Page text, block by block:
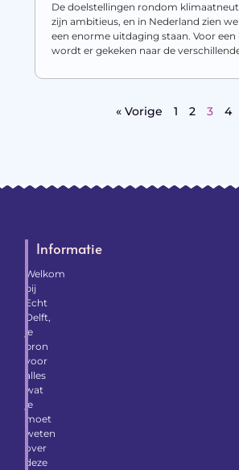
De doelstellingen rondom
zijn ambitieus, en in Nederland zien
een enorme uitdaging staan. Voor een
wordt er gekeken naar de
« Vorige 1 2 3 4
Welkom
bij
Echt
Delft,
je
bron
voor
alles
wat
je
moet
weten
over
deze
Informatie